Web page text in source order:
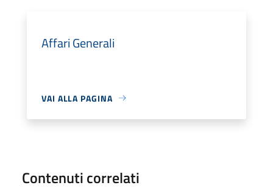
Affari Generali
VAI ALLA PAGINA
Contenuti correlati